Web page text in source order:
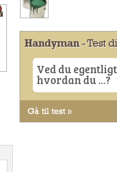
Handyman- Test
Ved du egentligt
hvordan du ...?
Gå til test »